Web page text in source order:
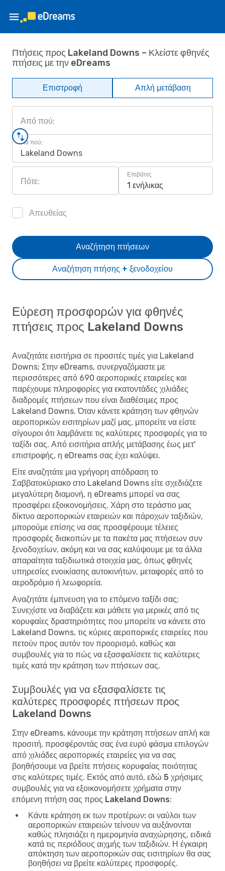
Πτήσεις προς Lakeland Downs – Κλείστε φθηνές
πτήσεις με την eDreams
Επιστροφή Απλή μετάβαση
Από πού;
Για πού;
Lakeland Downs
Πότε;
Επιβάτες
1 ενήλικας
Απευθείας
Αναζήτηση πτήσης + ξενοδοχείου
Αναζήτηση πτήσεων
Εύρεση προσφορών για φθηνές
πτήσεις προς Lakeland Downs
Αναζητάτε εισιτήρια σε προσιτές τιμές για Lakeland
Downs; Στην eDreams, συνεργαζόμαστε με
περισσότερες από 690 αεροπορικές εταιρείες και
παρέχουμε πληροφορίες για εκατοντάδες χιλιάδες
διαδρομές πτήσεων που είναι διαθέσιμες προς
Lakeland Downs. Όταν κάνετε κράτηση των φθηνών
αεροπορικών εισιτηρίων μαζί μας, μπορείτε να είστε
σίγουροι ότι λαμβάνετε τις καλύτερες προσφορές για το
ταξίδι σας. Από εισιτήρια απλής μετάβασης έως μετ'
επιστροφής, η eDreams σας έχει καλύψει.
Είτε αναζητάτε μια γρήγορη απόδραση το
Σαββατοκύριακο στο Lakeland Downs είτε σχεδιάζετε
μεγαλύτερη διαμονή, η eDreams μπορεί να σας
προσφέρει εξοικονομήσεις. Χάρη στο τεράστιο μας
δίκτυο αεροπορικών εταιρειών και πάροχων ταξιδιών,
μπορούμε επίσης να σας προσφέρουμε τέλειες
προσφορές διακοπών με τα πακέτα μας πτήσεων συν
ξενοδοχείων, ακόμη και να σας καλύψουμε με τα άλλα
απαραίτητα ταξιδιωτικά στοιχεία μας, όπως φθηνές
υπηρεσίες ενοικίασης αυτοκινήτων, μεταφορές από το
αεροδρόμιο ή λεωφορεία.
Αναζητάτε έμπνευση για το επόμενο ταξίδι σας;
Συνεχίστε να διαβάζετε και μάθετε για μερικές από τις
κορυφαίες δραστηριότητες που μπορείτε να κάνετε στο
Lakeland Downs, τις κύριες αεροπορικές εταιρείες που
πετούν προς αυτόν τον προορισμό, καθώς και
συμβουλές για το πώς να εξασφαλίσετε τις καλύτερες
τιμές κατά την κράτηση των πτήσεων σας.
Συμβουλές για να εξασφαλίσετε τις
καλύτερες προσφορές πτήσεων προς
Lakeland Downs
Στην eDreams, κάνουμε την κράτηση πτήσεων απλή και
προσιτή, προσφέροντάς σας ένα ευρύ φάσμα επιλογών
από χιλιάδες αεροπορικές εταιρείες για να σας
βοηθήσουμε να βρείτε πτήσεις κορυφαίας ποιότητας
στις καλύτερες τιμές. Εκτός από αυτό, εδώ 5 χρήσιμες
συμβουλές για να εξοικονομήσετε χρήματα στην
επόμενη πτήση σας προς Lakeland Downs:
Κάντε κράτηση εκ των προτέρων: οι ναύλοι των
αεροπορικών εταιρειών τείνουν να αυξάνονται
καθώς πλησιάζει η ημερομηνία αναχώρησης, ειδικά
κατά τις περιόδους αιχμής των ταξιδιών. Η έγκαιρη
απόκτηση των αεροπορικών σας εισιτηρίων θα σας
βοηθήσει να βρείτε καλύτερες προσφορές.